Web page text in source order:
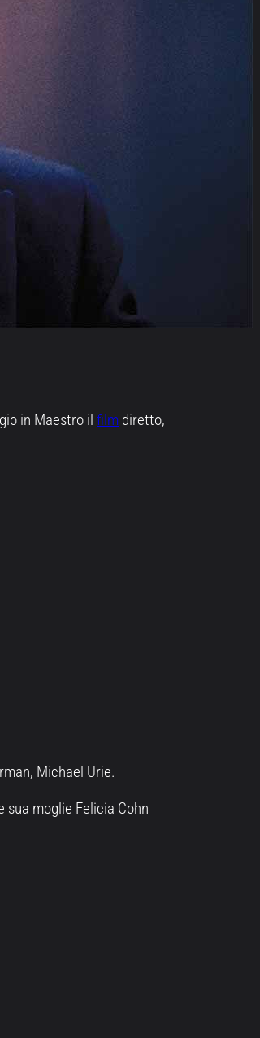
in Maestro il film diretto,
Michael Urie.
moglie Felicia Cohn